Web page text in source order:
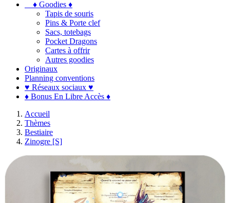
♦ Goodies ♦
Tapis de souris
Pins & Porte clef
Sacs, totebags
Pocket Dragons
Cartes à offrir
Autres goodies
Originaux
Planning conventions
♥ Réseaux sociaux ♥
♦ Bonus En Libre Accès ♦
Accueil
Thèmes
Bestiaire
Zinogre [S]